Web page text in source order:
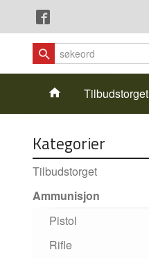
innholdet
ProdukterTilbudstorget
Kategorier
Tilbudstorget
Ammunisjon
Pistol
Rifle